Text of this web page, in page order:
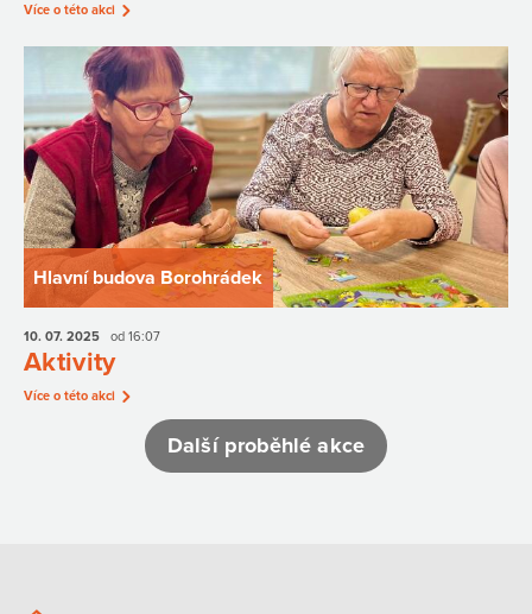
Více o této akci
Hlavní budova Borohrádek
10. 07. 2025 od 16:07
Aktivity
Více o této akci
Další proběhlé akce